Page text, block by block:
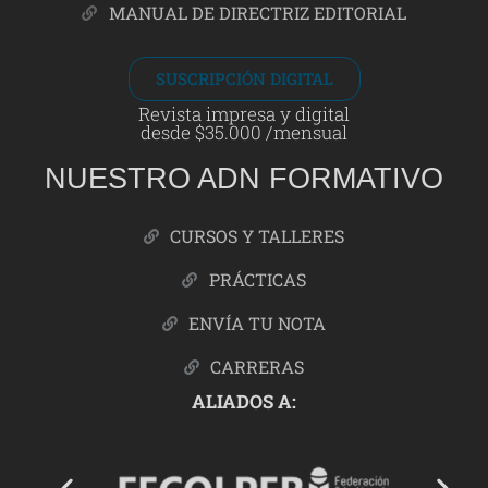
MANUAL DE DIRECTRIZ EDITORIAL
SUSCRIPCIÓN DIGITAL
Revista impresa y digital
desde $35.000 /mensual
NUESTRO ADN FORMATIVO
CURSOS Y TALLERES
PRÁCTICAS
ENVÍA TU NOTA
CARRERAS
ALIADOS A: